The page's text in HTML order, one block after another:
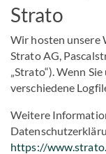
Strato
Wir hosten unsere
Strato AG,
„Strato“). Wenn
verschiedene
Weitere
https://